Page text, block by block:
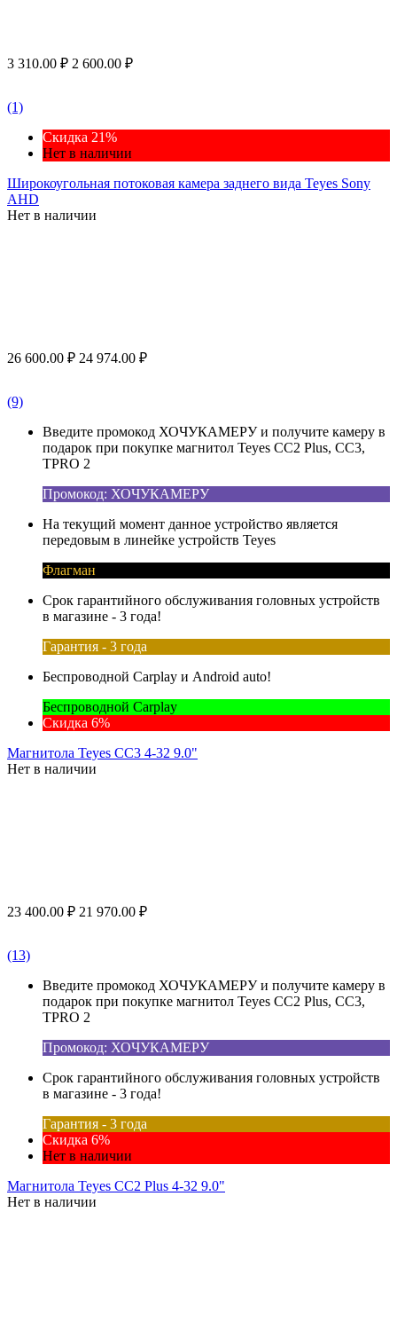
3 310.00 ₽ 2 600.00 ₽
(1)
Скидка 21%
Нет в наличии
Широкоугольная потоковая камера заднего вида Teyes Sony
AHD
Нет в наличии
26 600.00 ₽ 24 974.00 ₽
(9)
Введите промокод ХОЧУКАМЕРУ и получите камеру в
подарок при покупке магнитол Teyes CC2 Plus, CC3,
TPRO 2
Промокод: ХОЧУКАМЕРУ
На текущий момент данное устройство является
передовым в линейке устройств Teyes
Флагман
Срок гарантийного обслуживания головных устройств
в магазине - 3 года!
Гарантия - 3 года
Беспроводной Carplay и Android auto!
Беспроводной Carplay
Скидка 6%
Магнитола Teyes CC3 4-32 9.0"
Нет в наличии
23 400.00 ₽ 21 970.00 ₽
(13)
Введите промокод ХОЧУКАМЕРУ и получите камеру в
подарок при покупке магнитол Teyes CC2 Plus, CC3,
TPRO 2
Промокод: ХОЧУКАМЕРУ
Срок гарантийного обслуживания головных устройств
в магазине - 3 года!
Гарантия - 3 года
Скидка 6%
Нет в наличии
Магнитола Teyes CC2 Plus 4-32 9.0"
Нет в наличии